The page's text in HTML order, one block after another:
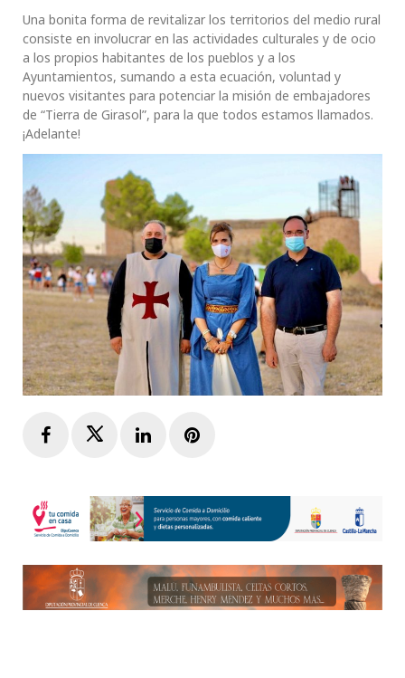
Una bonita forma de revitalizar los territorios del medio rural
consiste en involucrar en las actividades culturales y de ocio
a los propios habitantes de los pueblos y a los
Ayuntamientos, sumando a esta ecuación, voluntad y
nuevos visitantes para potenciar la misión de embajadores
de “Tierra de Girasol”, para la que todos estamos llamados.
¡Adelante!
FacebookTwitterLinkedInPinterest